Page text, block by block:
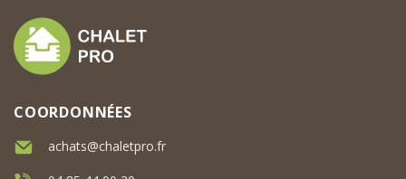
COORDONNÉES
achats@chaletpro.fr